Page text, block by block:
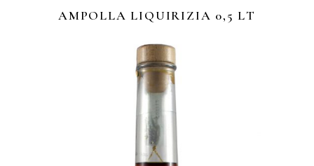
AMPOLLA LIQUIRIZIA 0,5 LT